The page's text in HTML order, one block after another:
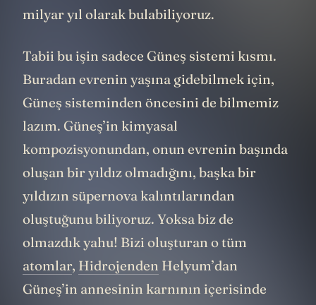
milyar yıl olarak bulabiliyoruz.
Tabii bu işin sadece Güneş sistemi kısmı.
Buradan evrenin yaşına gidebilmek için,
Güneş sisteminden öncesini de bilmemiz
lazım. Güneş’in kimyasal
kompozisyonundan, onun evrenin başında
oluşan bir yıldız olmadığını, başka bir
yıldızın süpernova kalıntılarından
oluştuğunu biliyoruz. Yoksa biz de
olmazdık yahu! Bizi oluşturan o tüm
atomlar, Hidrojenden Helyum’dan
Güneş’in annesinin karnının içerisinde